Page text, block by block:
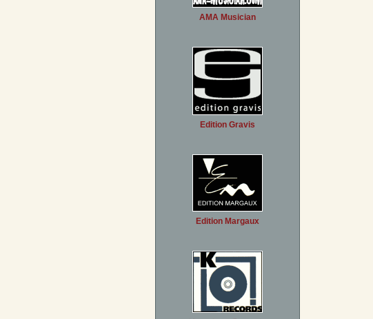
AMA Musician
Edition Gravis
Edition Margaux